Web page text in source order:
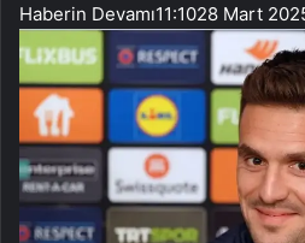
Haberin Devamı11:1028 Mart